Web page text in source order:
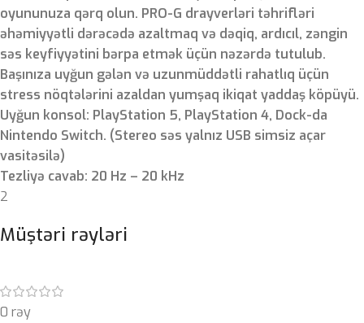
oyununuza qərq olun. PRO-G drayverləri təhrifləri
əhəmiyyətli dərəcədə azaltmaq və dəqiq, ardıcıl, zəngin
səs keyfiyyətini bərpa etmək üçün nəzərdə tutulub.
Başınıza uyğun gələn və uzunmüddətli rahatlıq üçün
stress nöqtələrini azaldan yumşaq ikiqat yaddaş köpüyü.
Uyğun konsol: PlayStation 5, PlayStation 4, Dock-da
Nintendo Switch. (Stereo səs yalnız USB simsiz açar
vasitəsilə)
Tezliyə cavab: 20 Hz – 20 kHz
2
Müştəri rəyləri
0 rəy